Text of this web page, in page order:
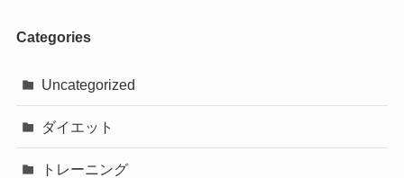
Categories
Uncategorized
ダイエット
トレーニング